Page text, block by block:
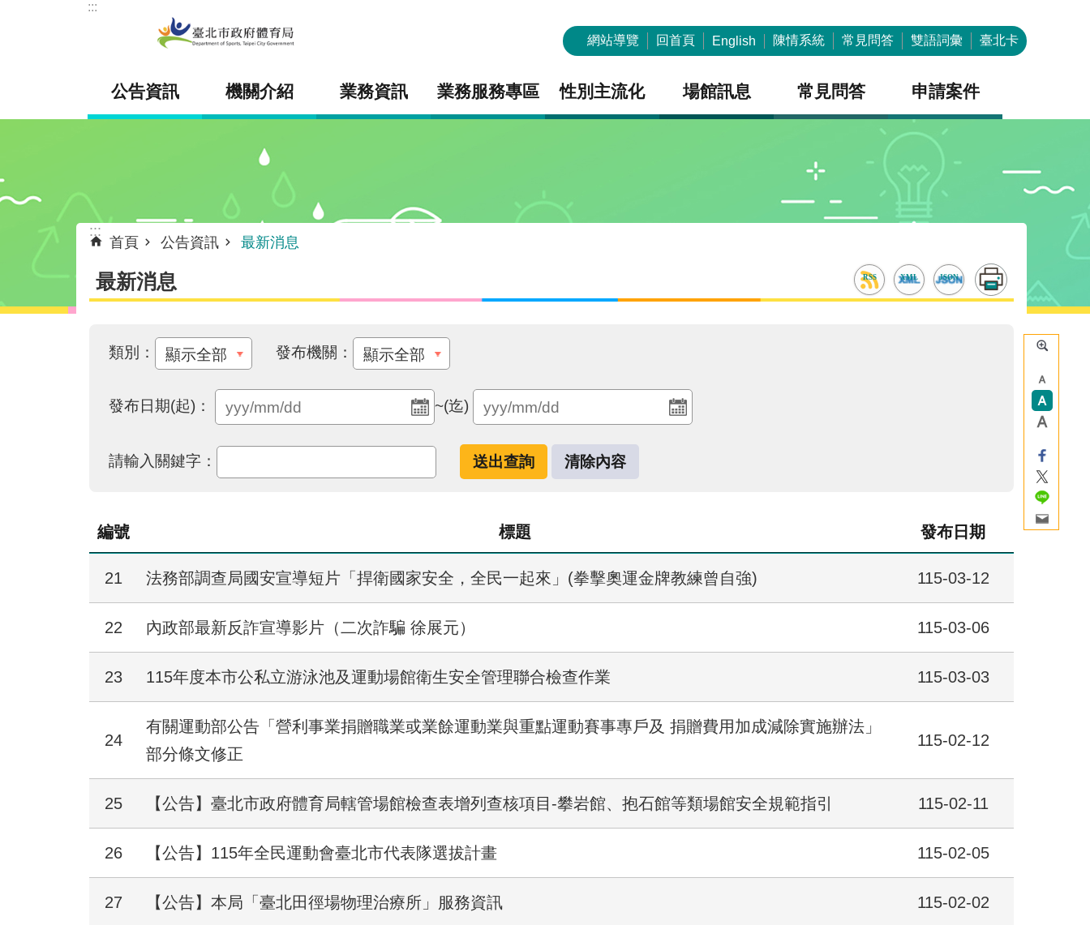
跳到主要內容區塊
:::
網站導覽 回首頁 English 陳情系統 常見問答 雙語詞彙 臺北卡
公告資訊 機關介紹 業務資訊 業務服務專區 性別主流化 場館訊息 常見問答 申請案件
:::
首頁 公告資訊 最新消息
最新消息 RSS XML JSON
類別： 發布機關：
發布日期(起)： ~(迄)
請輸入關鍵字：
編號 標題 發布日期
21 法務部調查局國安宣導短片「捍衛國家安全，全民一起來」(拳擊奧運金牌教練曾自強) 115-03-12
22 內政部最新反詐宣導影片（二次詐騙 徐展元） 115-03-06
23 115年度本市公私立游泳池及運動場館衛生安全管理聯合檢查作業 115-03-03
24
有關運動部公告「營利事業捐贈職業或業餘運動業與重點運動賽事專戶及 捐贈費用加成減除實施辦法」
部分條文修正
115-02-12
25 【公告】臺北市政府體育局轄管場館檢查表增列查核項目-攀岩館、抱石館等類場館安全規範指引 115-02-11
26 【公告】115年全民運動會臺北市代表隊選拔計畫 115-02-05
27 【公告】本局「臺北田徑場物理治療所」服務資訊 115-02-02